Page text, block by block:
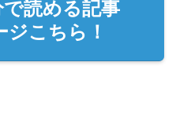
読める記事
こちら！